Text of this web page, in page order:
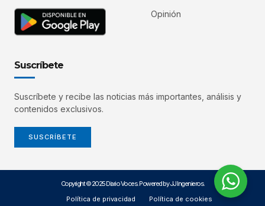
Opinión
Suscríbete
Suscríbete y recibe las noticias más importantes, análisis y
contenidos exclusivos.
SUSCRÍBETE
Copyright © 2025 Diario Voces. Powered by JJ Ingenieros.
Política de privacidad
Política de cookies